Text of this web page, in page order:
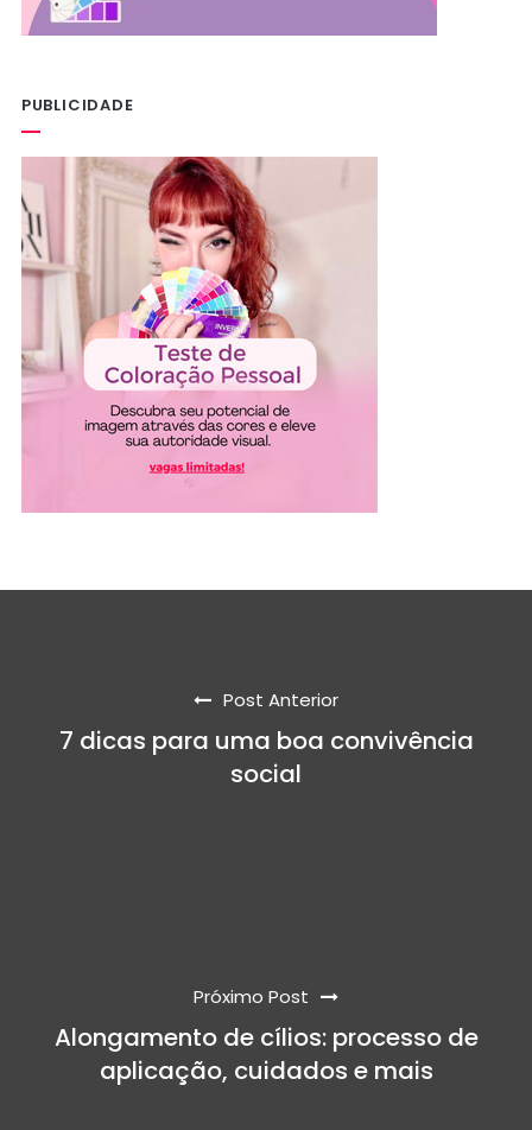
PUBLICIDADE
Post Anterior
7 dicas para uma boa convivência
social
Próximo Post
Alongamento de cílios: processo de
aplicação, cuidados e mais